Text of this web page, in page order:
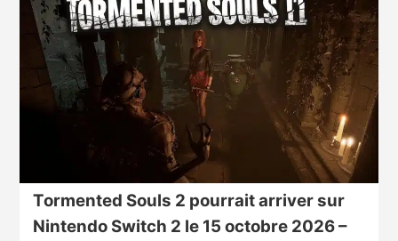
Tormented Souls 2 pourrait arriver sur
Nintendo Switch 2 le 15 octobre 2026 –